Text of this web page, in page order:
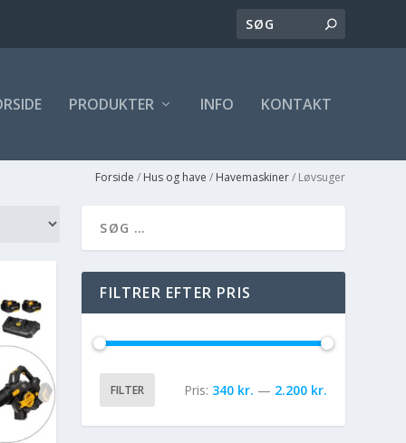
PRODUKTER INFO KONTAKT
Forside / Hus og have / Havemaskiner/ Løvsuger
FILTRER EFTER PRIS
FILTER Pris: 340 kr. — 2.200 kr.